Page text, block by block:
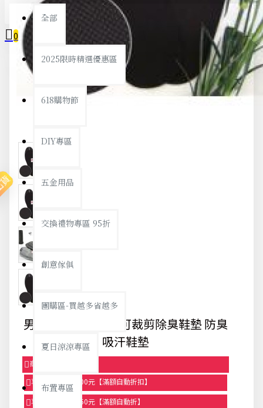
全部
2025限時精選優惠區
618購物節
DIY專區
五金用品
交換禮物專區 95折
創意傢俱
團購區-買越多省越多
夏日涼涼專區
布置專區
0
您的購物車內沒有商品！
男女通用竹炭鞋墊 可裁剪除臭鞋墊 防臭
吸汗鞋墊
商品95折【今日限定】
享滿1000元折100元【滿額自動折扣】
享滿2000元折250元【滿額自動折】